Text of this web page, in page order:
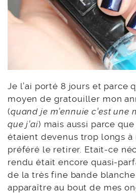
Je l’ai porté 8 jours et parce
moyen de gratouiller mon
(quand je m’ennuie c’est une
que j’ai) mais aussi parce
étaient devenus trop longs à
préféré le retirer. Etait-ce
rendu était encore quasi-
de la très fine bande
apparaître au bout de mes